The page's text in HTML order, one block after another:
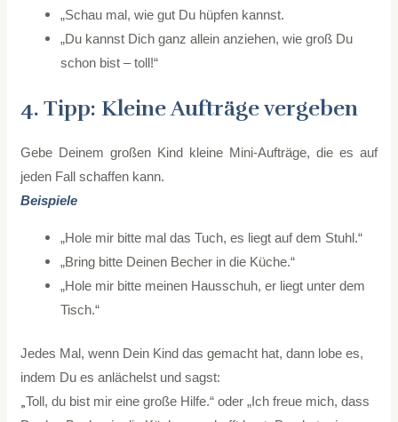
„Schau mal, wie gut Du hüpfen kannst.
„Du kannst Dich ganz allein anziehen, wie groß Du
schon bist – toll!“
4. Tipp: Kleine Aufträge vergeben
Gebe Deinem großen Kind kleine Mini-Aufträge, die es auf
jeden Fall schaffen kann.
Beispiele
„Hole mir bitte mal das Tuch, es liegt auf dem Stuhl.“
„Bring bitte Deinen Becher in die Küche.“
„Hole mir bitte meinen Hausschuh, er liegt unter dem
Tisch.“
Jedes Mal, wenn Dein Kind das gemacht hat, dann lobe es,
indem Du es anlächelst und sagst:
„Toll, du bist mir eine große Hilfe.“ oder „Ich freue mich, dass